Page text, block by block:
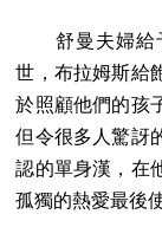
舒曼夫婦給予
世，布拉姆斯給
於照顧他們的孩
但令很多人驚訝
認的單身漢，在
孤獨的熱愛最後